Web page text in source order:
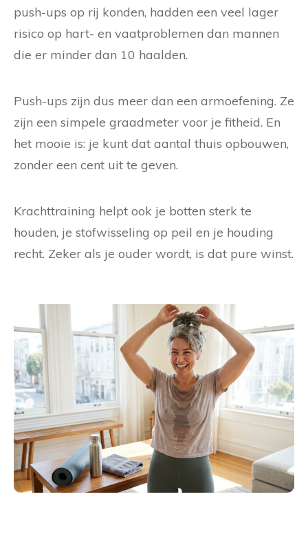
push-ups op rij konden, hadden een veel lager
risico op hart- en vaatproblemen dan mannen
die er minder dan 10 haalden.
Push-ups zijn dus meer dan een armoefening. Ze
zijn een simpele graadmeter voor je fitheid. En
het mooie is: je kunt dat aantal thuis opbouwen,
zonder een cent uit te geven.
Krachttraining helpt ook je botten sterk te
houden, je stofwisseling op peil en je houding
recht. Zeker als je ouder wordt, is dat pure winst.